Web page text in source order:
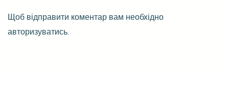
Щоб відправити коментар вам необхідно
авторизуватись